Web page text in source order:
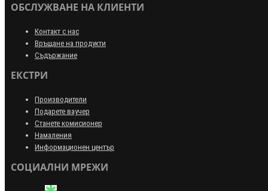
ОБСЛУЖВАНЕ НА КЛИЕНТИ
Контакт с нас
Връщане на продукти
Съдържание
ЕКСТРИ
Производители
Подарете ваучер
Станете комисионер
Намаления
Информационен център
СОЦИАЛНИ МРЕЖИ